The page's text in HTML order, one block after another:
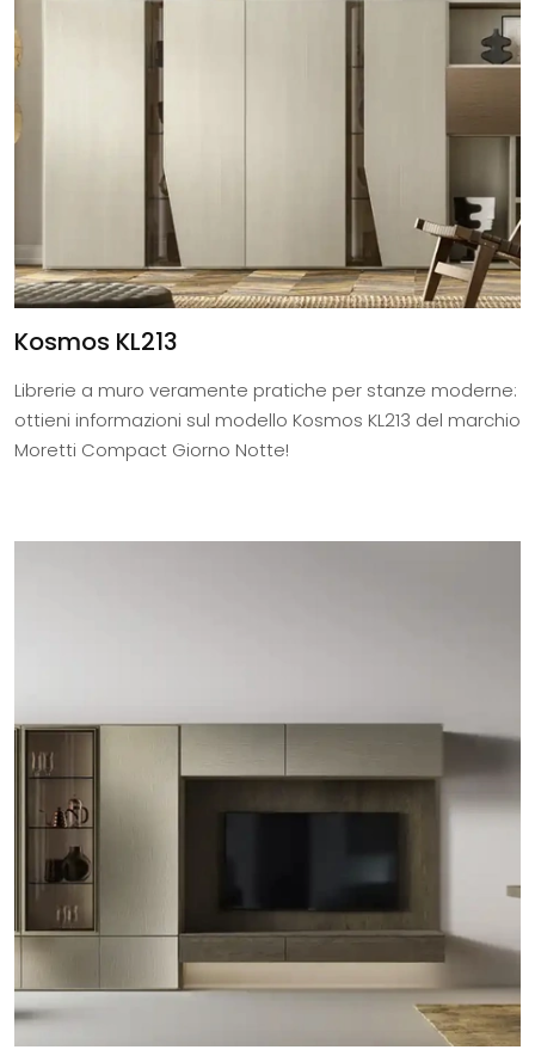
Kosmos KL213
Librerie a muro veramente pratiche per stanze moderne:
ottieni informazioni sul modello Kosmos KL213 del marchio
Moretti Compact Giorno Notte!